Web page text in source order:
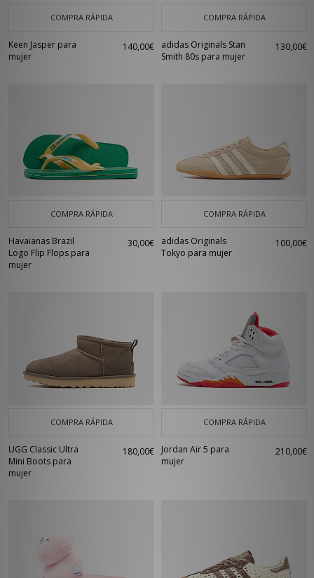
COMPRA RÁPIDA
Keen Jasper para
mujer
140,00€
COMPRA RÁPIDA
adidas Originals Stan
Smith 80s para mujer
130,00€
COMPRA RÁPIDA
Havaianas Brazil
Logo Flip Flops para
mujer
30,00€
COMPRA RÁPIDA
adidas Originals
Tokyo para mujer
100,00€
COMPRA RÁPIDA
UGG Classic Ultra
Mini Boots para
mujer
180,00€
COMPRA RÁPIDA
Jordan Air 5 para
mujer
210,00€